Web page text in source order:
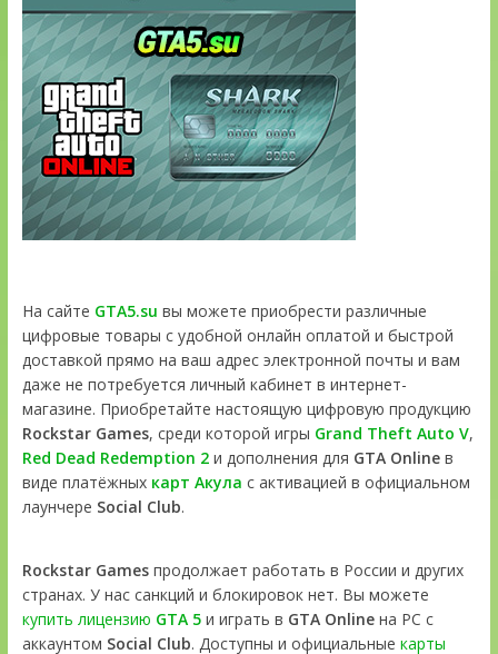
На сайте GTA5.su вы можете приобрести различные
цифровые товары с удобной онлайн оплатой и быстрой
доставкой прямо на ваш адрес электронной почты и вам
даже не потребуется личный кабинет в интернет-
магазине. Приобретайте настоящую цифровую продукцию
Rockstar Games, среди которой игры Grand Theft Auto V,
Red Dead Redemption 2и дополнения для GTA Onlineв
виде платёжных карт Акула с активацией в официальном
лаунчере Social Club.
Rockstar Gamesпродолжает работать в России и других
странах. У нас санкций и блокировок нет. Вы можете
купить лицензию GTA 5и играть в GTA Onlineна PC с
аккаунтом Social Club. Доступны и официальные карты